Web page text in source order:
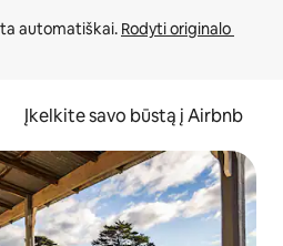
automatiškai. Rodyti originalo
Įkelkite savo būstą į Airbnb